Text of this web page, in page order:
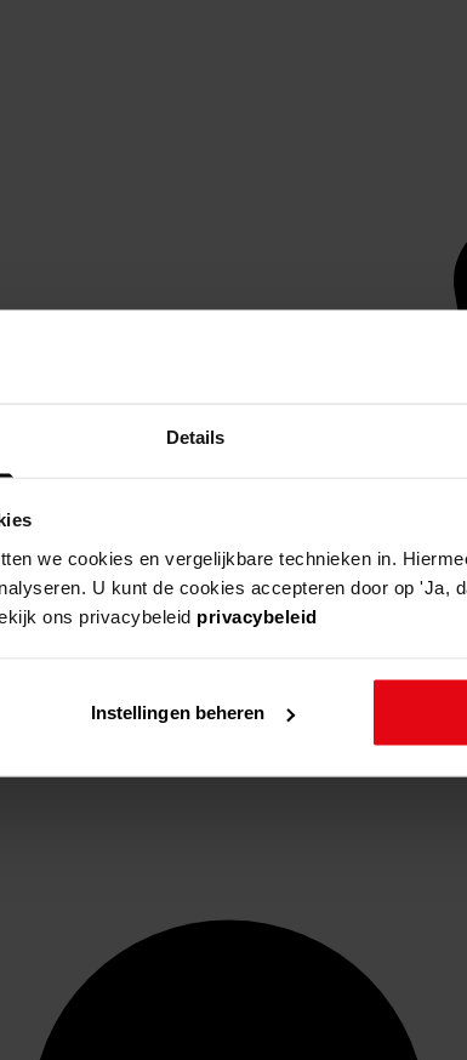
Details
we cookies en vergelijkbare technieken in.
U kunt de cookies accepteren door op 'Ja,
ons privacybeleid privacybeleid
Instellingen beheren